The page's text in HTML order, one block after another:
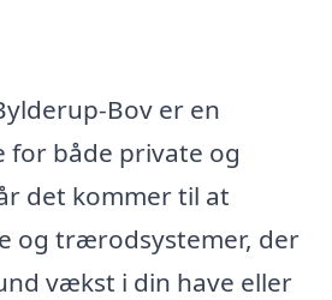
Bov er en
for både private og
det kommer til at
og trærodsystemer, der
vækst i din have eller